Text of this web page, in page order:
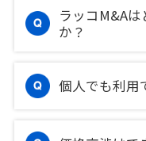
ラッコM&A
か？
個人でも利用